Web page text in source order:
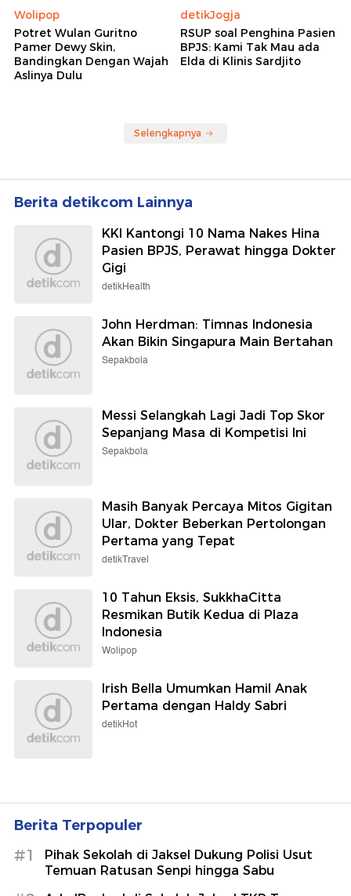
Wolipop
Potret Wulan Guritno
Pamer Dewy Skin,
Bandingkan Dengan Wajah
Aslinya Dulu
detikJogja
RSUP soal Penghina Pasien
BPJS: Kami Tak Mau ada
Elda di Klinis Sardjito
Selengkapnya
Berita detikcom Lainnya
KKI Kantongi 10 Nama Nakes Hina
Pasien BPJS, Perawat hingga Dokter
Gigi
detikHealth
John Herdman: Timnas Indonesia
Akan Bikin Singapura Main Bertahan
Sepakbola
Messi Selangkah Lagi Jadi Top Skor
Sepanjang Masa di Kompetisi Ini
Sepakbola
Masih Banyak Percaya Mitos Gigitan
Ular, Dokter Beberkan Pertolongan
Pertama yang Tepat
detikTravel
10 Tahun Eksis, SukkhaCitta
Resmikan Butik Kedua di Plaza
Indonesia
Wolipop
Irish Bella Umumkan Hamil Anak
Pertama dengan Haldy Sabri
detikHot
Berita Terpopuler
#1
Pihak Sekolah di Jaksel Dukung Polisi Usut
Temuan Ratusan Senpi hingga Sabu